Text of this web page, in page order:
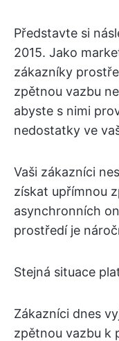
Představte si
2015. Jako
zákazníky
zpětnou vazbu
abyste s nimi
nedostatky ve
Vaši zákazníci
získat upřímnou
asynchronních
prostředí je
Stejná situace
Zákazníci dnes
zpětnou vazbu k